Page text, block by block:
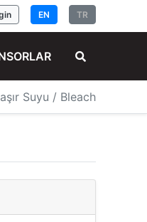
TR
EN
Suyu / Bleach